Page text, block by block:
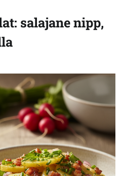
salajane nipp,